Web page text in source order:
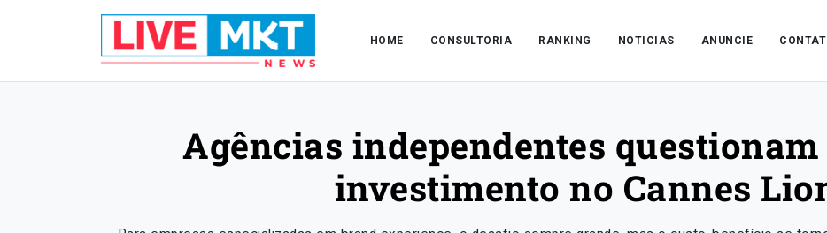
HOME CONSULTORIA RANKING NOTICIAS ANUNCIE
Agências independentes
investimento no Cannes